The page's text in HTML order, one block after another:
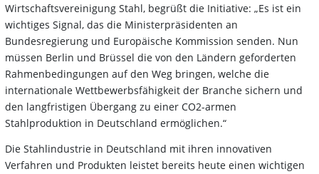
Wirtschaftsvereinigung Stahl, begrüßt die Initiative: „Es ist ein
wichtiges Signal, das die Ministerpräsidenten an
Bundesregierung und Europäische Kommission senden. Nun
müssen Berlin und Brüssel die von den Ländern geforderten
Rahmenbedingungen auf den Weg bringen, welche die
internationale Wettbewerbsfähigkeit der Branche sichern und
den langfristigen Übergang zu einer CO2-armen
Stahlproduktion in Deutschland ermöglichen.“
Die Stahlindustrie in Deutschland mit ihren innovativen
Verfahren und Produkten leistet bereits heute einen wichtigen